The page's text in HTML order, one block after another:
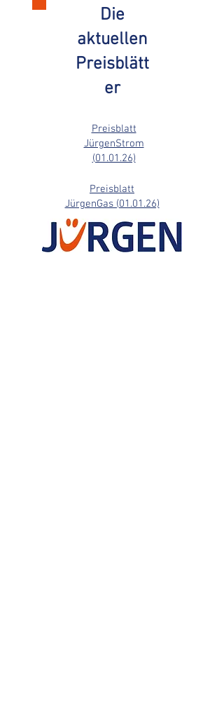
Die
aktuellen
Preisblätt
er
Preisblatt
JürgenStrom
(01.01.26)
Preisblatt
JürgenGas (01.01.26)